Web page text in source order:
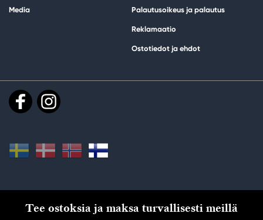
Media Palautusoikeus ja palautus
Reklamaatio
Ostotiedot ja ehdot
Tee ostoksia ja maksa turvallisesti meillä